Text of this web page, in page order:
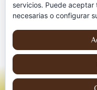
© Jordi contreraS
servicios. Puede
necesarias o configurar